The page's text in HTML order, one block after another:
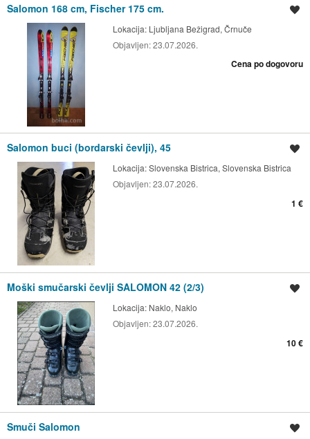
Salomon 168 cm, Fischer 175 cm.
Lokacija: Ljubljana Bežigrad, Črnuče
Objavljen:23.07.2026.
Cena po dogovoru
Salomon buci (bordarski čevlji), 45
Lokacija:Slovenska Bistrica, Slovenska Bistrica
Objavljen:23.07.2026.
1 €
Moški smučarski čevlji SALOMON 42 (2/3)
Lokacija: Naklo, Naklo
Objavljen:23.07.2026.
10 €
Smuči Salomon